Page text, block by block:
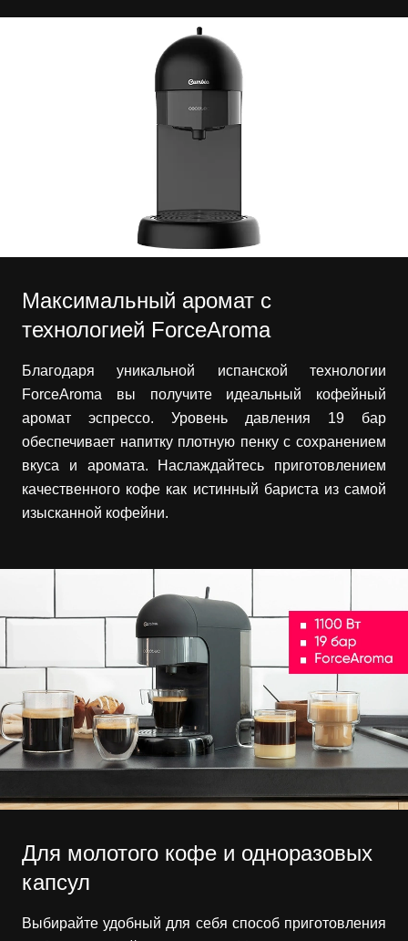
Максимальный аромат с
технологией ForceAroma
Благодаря уникальной испанской технологии
ForceAroma вы получите идеальный кофейный
аромат эспрессо. Уровень давления 19 бар
обеспечивает напитку плотную пенку с сохранением
вкуса и аромата. Наслаждайтесь приготовлением
качественного кофе как истинный бариста из самой
изысканной кофейни.
Для молотого кофе и одноразовых
капсул
Выбирайте удобный для себя способ приготовления